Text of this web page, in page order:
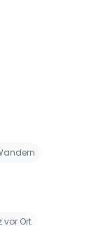
vor Ort